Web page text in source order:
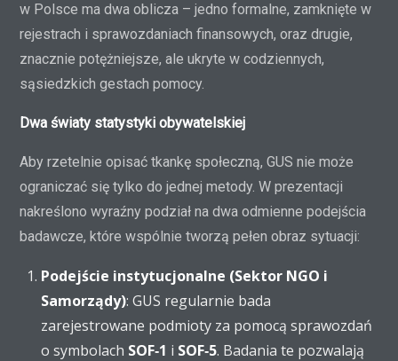
w Polsce ma dwa oblicza – jedno formalne, zamknięte w
rejestrach i sprawozdaniach finansowych, oraz drugie,
znacznie potężniejsze, ale ukryte w codziennych,
sąsiedzkich gestach pomocy.
Dwa światy statystyki obywatelskiej
Aby rzetelnie opisać tkankę społeczną, GUS nie może
ograniczać się tylko do jednej metody. W prezentacji
nakreślono wyraźny podział na dwa odmienne podejścia
badawcze, które wspólnie tworzą pełen obraz sytuacji:
Podejście instytucjonalne (Sektor NGO i
Samorządy): GUS regularnie bada
zarejestrowane podmioty za pomocą sprawozdań
o symbolach SOF‑1 i SOF‑5. Badania te pozwalają